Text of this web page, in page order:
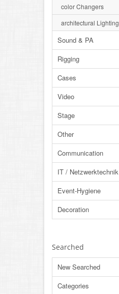
color Changers
architectural Lighting
Sound & PA
Rigging
Cases
Video
Stage
Other
Communication
IT / Netzwerktechnik
Event-Hygiene
Decoration
Searched
New Searched
Categories